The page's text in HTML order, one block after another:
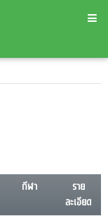
กีฬา
ราย
ละเอียด